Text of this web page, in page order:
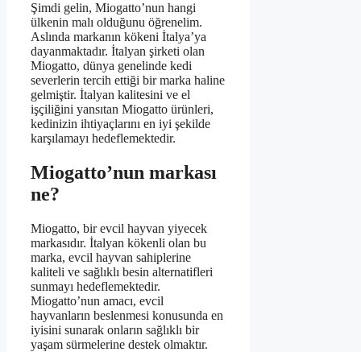
Şimdi gelin, Miogatto’nun hangi
ülkenin malı olduğunu öğrenelim.
Aslında markanın kökeni İtalya’ya
dayanmaktadır. İtalyan şirketi olan
Miogatto, dünya genelinde kedi
severlerin tercih ettiği bir marka haline
gelmiştir. İtalyan kalitesini ve el
işçiliğini yansıtan Miogatto ürünleri,
kedinizin ihtiyaçlarını en iyi şekilde
karşılamayı hedeflemektedir.
Miogatto’nun markası
ne?
Miogatto, bir evcil hayvan yiyecek
markasıdır. İtalyan kökenli olan bu
marka, evcil hayvan sahiplerine
kaliteli ve sağlıklı besin alternatifleri
sunmayı hedeflemektedir.
Miogatto’nun amacı, evcil
hayvanların beslenmesi konusunda en
iyisini sunarak onların sağlıklı bir
yaşam sürmelerine destek olmaktır.